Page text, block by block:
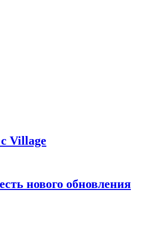
Village
нового обновления